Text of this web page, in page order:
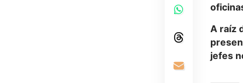
A raíz
jefes